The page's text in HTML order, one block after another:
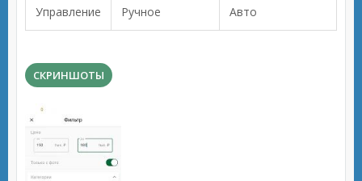
Управление Ручное Авто
СКРИНШОТЫ